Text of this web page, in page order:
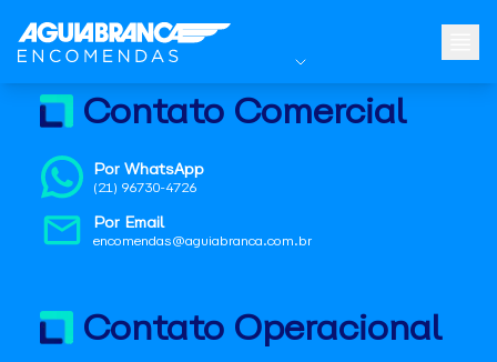
Contato Comercial
Por WhatsApp
(21) 96730-4726
Por Email
encomendas@aguiabranca.com.br
Contato Operacional